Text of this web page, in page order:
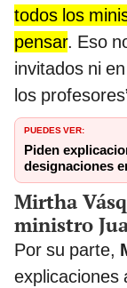
todos los
pensar. Eso
invitados ni
los
PUEDES VER:
Piden
designaciones
Mirtha
ministro
Por su parte,
explicaciones